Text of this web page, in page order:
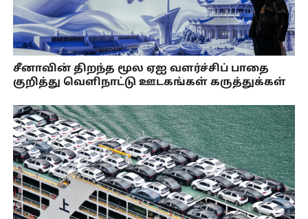
சீனாவின் திறந்த மூல ஏஐ வளர்ச்சிப் பாதை
குறித்து வெளிநாட்டு ஊடகங்கள் கருத்துக்கள்